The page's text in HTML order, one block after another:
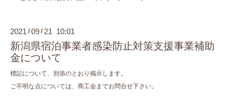
2021 /09 / 21 10:01
新潟県宿泊事業者感染防止対策支援事業補助
金について
標記について、別添のとおり掲示します。
ご不明な点については、商工会までお問合せ下さい。